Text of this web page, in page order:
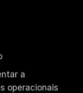
a
operacionais